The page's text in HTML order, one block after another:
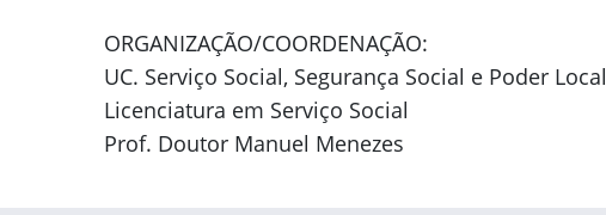
ORGANIZAÇÃO/COORDENAÇÃO:
UC. Serviço Social, Segurança Social e Poder Local
Licenciatura em Serviço Social
Prof. Doutor Manuel Menezes